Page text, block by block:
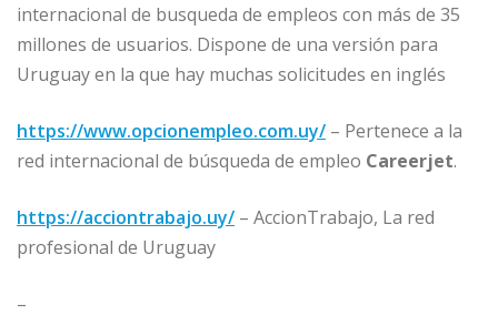
internacional de busqueda de empleos con más de 35
millones de usuarios. Dispone de una versión para
Uruguay en la que hay muchas solicitudes en inglés
https://www.opcionempleo.com.uy/ – Pertenece a la
red internacional de búsqueda de empleo Careerjet.
https://acciontrabajo.uy/ – AccionTrabajo, La red
profesional de Uruguay
–